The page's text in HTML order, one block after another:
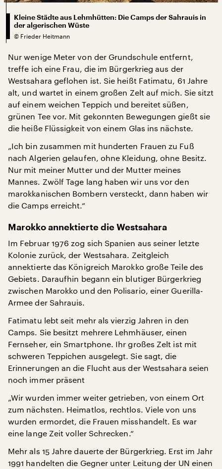
Kleine Städte aus Lehmhütten: Die Camps der Sahrauis in
der algerischen Wüste
© Frieder Heitmann
Nur wenige Meter von der Grundschule entfernt,
treffe ich eine Frau, die im Bürgerkrieg aus der
Westsahara geflohen ist. Sie heißt Fatimatu, 61 Jahre
alt, und wartet in einem großen Zelt auf mich. Sie sitzt
auf einem weichen Teppich und bereitet süßen,
grünen Tee vor. Mit gekonnten Bewegungen gießt sie
die heiße Flüssigkeit von einem Glas ins nächste.
„Ich bin zusammen mit hunderten Frauen zu Fuß
nach Algerien gelaufen, ohne Kleidung, ohne Besitz.
Nur mit meiner Mutter und der Mutter meines
Mannes. Zwölf Tage lang haben wir uns vor den
marokkanischen Bombern versteckt, dann haben wir
die Camps erreicht.“
Marokko annektierte die Westsahara
Im Februar 1976 zog sich Spanien aus seiner letzte
Kolonie zurück, der Westsahara. Zeitgleich
annektierte das Königreich Marokko große Teile des
Gebiets. Daraufhin begann ein blutiger Bürgerkrieg
zwischen Marokko und den Polisario, einer Guerilla-
Armee der Sahrauis.
Fatimatu lebt seit mehr als vierzig Jahren in den
Camps. Sie besitzt mehrere Lehmhäuser, einen
Fernseher, ein Smartphone. Ihr großes Zelt ist mit
schweren Teppichen ausgelegt. Sie sagt, die
Erinnerungen an die Flucht aus der Westsahara seien
noch immer präsent
„Wir wurden immer weiter getrieben, von einem Ort
zum nächsten. Heimatlos, rechtlos. Viele von uns
wurden ermordet, die Frauen misshandelt. Es war
eine lange Zeit voller Schrecken.“
Mehr als 15 Jahre dauerte der Bürgerkrieg. Erst im Jahr
1991 handelten die Gegner unter Leitung der UN einen